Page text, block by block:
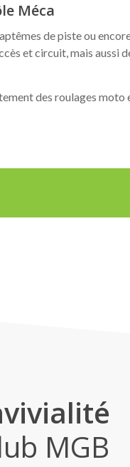
Méca
de piste ou
et circuit, mais aussi
des roulages moto
MGB